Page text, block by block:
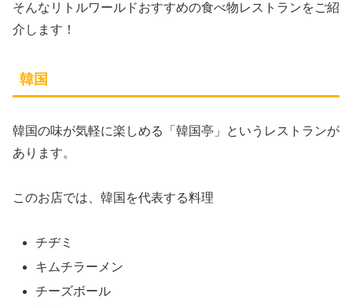
そんなリトルワールドおすすめの食べ物レストランをご紹
介します！
韓国
韓国の味が気軽に楽しめる「韓国亭」というレストランが
あります。
このお店では、韓国を代表する料理
チヂミ
キムチラーメン
チーズボール